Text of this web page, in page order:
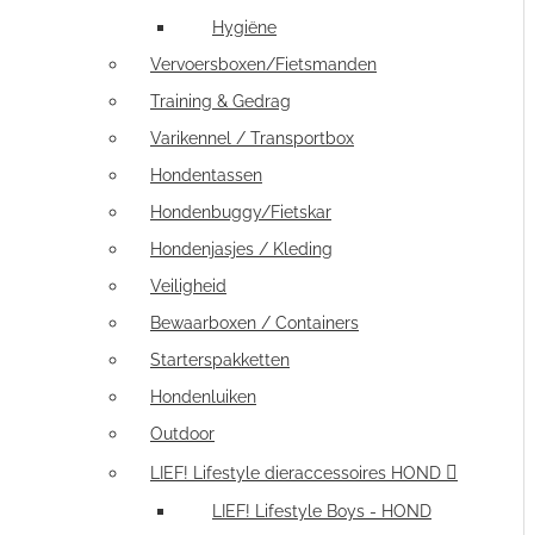
Hygiëne
Vervoersboxen/Fietsmanden
Training & Gedrag
Varikennel / Transportbox
Hondentassen
Hondenbuggy/Fietskar
Hondenjasjes / Kleding
Veiligheid
Bewaarboxen / Containers
Starterspakketten
Hondenluiken
Outdoor
LIEF! Lifestyle dieraccessoires HOND
LIEF! Lifestyle Boys - HOND